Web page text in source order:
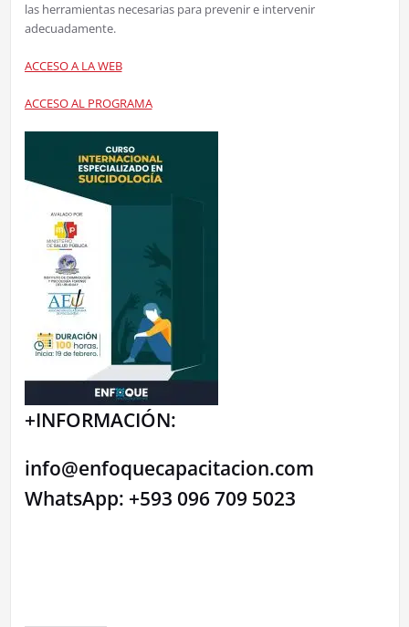
las herramientas necesarias para prevenir e intervenir
adecuadamente.
ACCESO A LA WEB
ACCESO AL PROGRAMA
+INFORMACIÓN:
info@enfoquecapacitacion.com
WhatsApp: +593 096 709 5023